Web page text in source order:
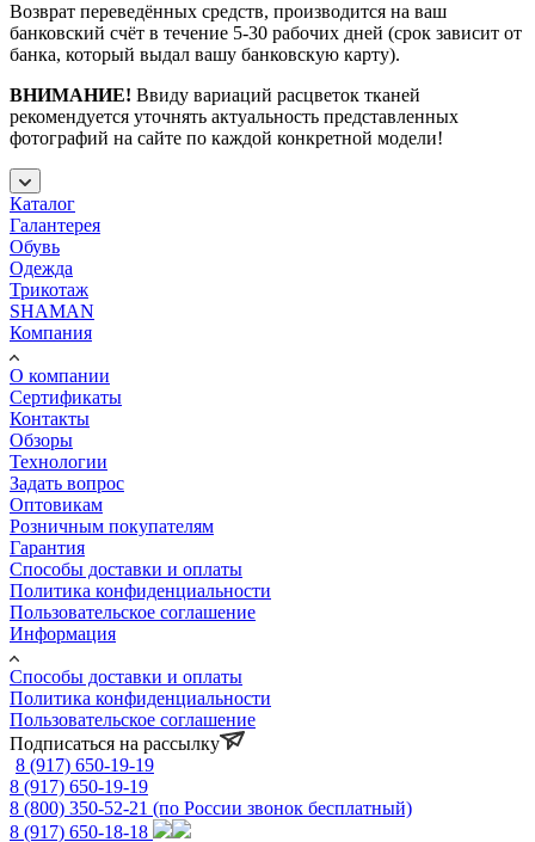
Возврат переведённых средств, производится на ваш
банковский счёт в течение 5-30 рабочих дней (срок зависит от
банка, который выдал вашу банковскую карту).
ВНИМАНИЕ! Ввиду вариаций расцветок тканей
рекомендуется уточнять актуальность представленных
фотографий на сайте по каждой конкретной модели!
Каталог
Галантерея
Обувь
Одежда
Трикотаж
SHAMAN
Компания
О компании
Сертификаты
Контакты
Обзоры
Технологии
Задать вопрос
Оптовикам
Розничным покупателям
Гарантия
Способы доставки и оплаты
Политика конфиденциальности
Пользовательское соглашение
Информация
Способы доставки и оплаты
Политика конфиденциальности
Пользовательское соглашение
Подписаться на рассылку
8 (917) 650-19-19
8 (917) 650-19-19
8 (800) 350-52-21 (по России звонок бесплатный)
8 (917) 650-18-18